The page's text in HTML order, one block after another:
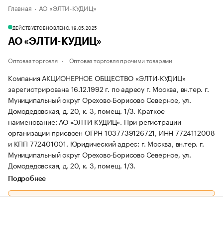
Главная АО «ЭЛТИ-КУДИЦ»
ДЕЙСТВУЕТОБНОВЛЕНО, 19.05.2025
АО «ЭЛТИ-КУДИЦ»
Оптовая торговля Оптовая торговля прочими товарами
Компания АКЦИОНЕРНОЕ ОБЩЕСТВО «ЭЛТИ-КУДИЦ»
зарегистрирована 16.12.1992 г. по адресу г. Москва, вн.тер. г.
Муниципальный округ Орехово-Борисово Северное, ул.
Домодедовская, д. 20, к. 3, помещ. 1/3. Краткое
наименование: АО «ЭЛТИ-КУДИЦ». При регистрации
организации присвоен ОГРН 1037739126721, ИНН 7724112008
и КПП 772401001. Юридический адрес: г. Москва, вн.тер. г.
Муниципальный округ Орехово-Борисово Северное, ул.
Домодедовская, д. 20, к. 3, помещ. 1/3.
Подробнее